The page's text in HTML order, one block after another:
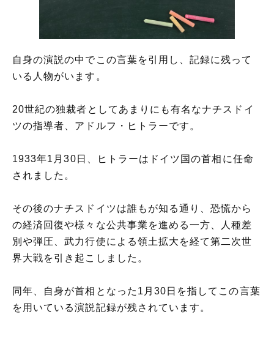
自身の演説の中でこの言葉を引用し、記録に残って
いる人物がいます。
20世紀の独裁者としてあまりにも有名なナチスドイ
ツの指導者、アドルフ・ヒトラーです。
1933年1月30日、ヒトラーはドイツ国の首相に任命
されました。
その後のナチスドイツは誰もが知る通り、恐慌から
の経済回復や様々な公共事業を進める一方、人種差
別や弾圧、武力行使による領土拡大を経て第二次世
界大戦を引き起こしました。
同年、自身が首相となった1月30日を指してこの言葉
を用いている演説記録が残されています。